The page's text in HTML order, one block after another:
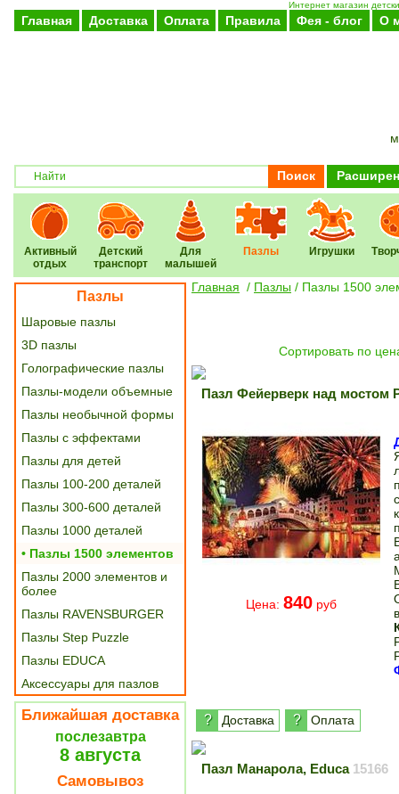
Интернет магазин
Главная Доставка Оплата Правила Фея - блог О
Поиск
Активный
отдых
Детский
транспорт
Для
малышей
Пазлы Игрушки
Пазлы
Шаровые пазлы
3D пазлы
Голографические пазлы
Пазлы-модели объемные
Пазлы необычной формы
Пазлы с эффектами
Пазлы для детей
Пазлы 100-200 деталей
Пазлы 300-600 деталей
Пазлы 1000 деталей
• Пазлы 1500 элементов
Пазлы 2000 элементов и
более
Пазлы RAVENSBURGER
Пазлы Step Puzzle
Пазлы EDUCA
Аксессуары для пазлов
Ближайшая доставка
послезавтра
8 августа
Самовывоз
Главная / Пазлы / Пазлы 1500
Cортировать по
Пазл Фейерверк над мостом
Цена: 840 руб
? Доставка ? Оплата
Пазл Манарола, Educa 15166